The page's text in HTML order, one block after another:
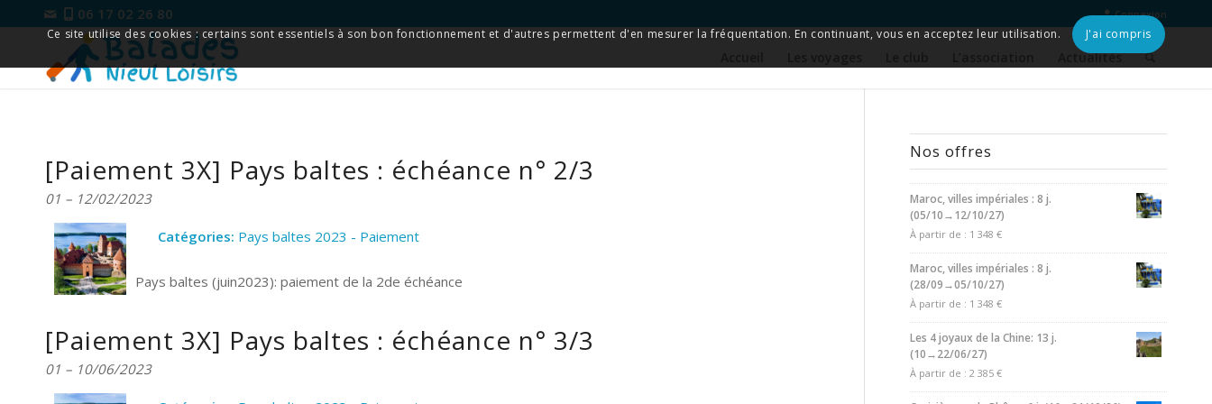
Connexion
06 17 02 26 80
Actualités
[Paiement 3X] Pays baltes : échéance n° 2/3
01 – 12/02/2023
Catégories: Pays baltes 2023 - Paiement
Pays baltes (juin2023): paiement de la 2de échéance
[Paiement 3X] Pays baltes : échéance n° 3/3
01 – 10/06/2023
Nos offres
Maroc, villes impériales : 8 j.
(05/10→12/10/27)
À partir de : 1 348€
Maroc, villes impériales : 8 j.
(28/09→05/10/27)
À partir de : 1 348€
Les 4 joyaux de la Chine: 13 j.
(10→22/06/27)
À partir de :2 385€
Ce site utilise des cookies : certains sont essentiels à son bon fonctionnement et d'autres permettent d'en mesurer la fréquentation. En continuant, vous en acceptez leur utilisation. J'ai compris